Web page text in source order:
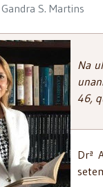
S. Martins
Na
46,
Drª